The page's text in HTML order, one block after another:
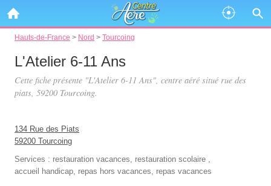
Hauts-de-France > Nord > Tourcoing
L'Atelier 6-11 Ans
Cette fiche présente "L'Atelier 6-11 Ans", centre aéré situé rue des
piats, 59200 Tourcoing.
134 Rue des Piats
59200 Tourcoing
Services : restauration vacances, restauration scolaire ,
accueil handicap, repas hors vacances, repas vacances